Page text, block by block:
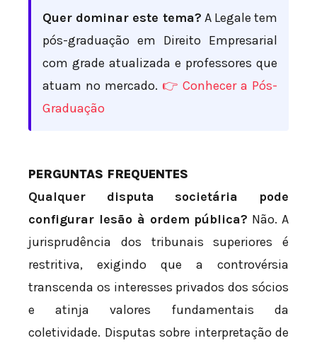
Quer dominar este tema? A Legale tem
pós-graduação em Direito Empresarial
com grade atualizada e professores que
atuam no mercado. 👉 Conhecer a Pós-
Graduação
PERGUNTAS FREQUENTES
Qualquer disputa societária pode
configurar lesão à ordem pública? Não. A
jurisprudência dos tribunais superiores é
restritiva, exigindo que a controvérsia
transcenda os interesses privados dos sócios
e atinja valores fundamentais da
coletividade. Disputas sobre interpretação de